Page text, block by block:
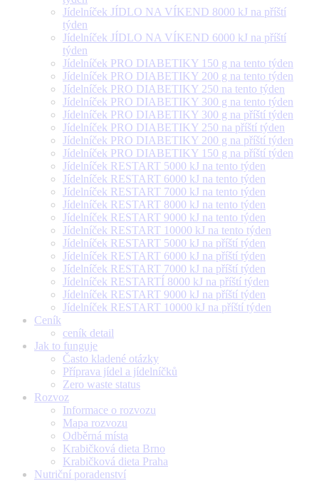
Jídelníček JÍDLO NA VÍKEND 8000 kJ na příští
týden
Jídelníček JÍDLO NA VÍKEND 6000 kJ na příští
týden
Jídelníček PRO DIABETIKY 150 g na tento týden
Jídelníček PRO DIABETIKY 200 g na tento týden
Jídelníček PRO DIABETIKY 250 na tento týden
Jídelníček PRO DIABETIKY 300 g na tento týden
Jídelníček PRO DIABETIKY 300 g na příští týden
Jídelníček PRO DIABETIKY 250 na příští týden
Jídelníček PRO DIABETIKY 200 g na příští týden
Jídelníček PRO DIABETIKY 150 g na příští týden
Jídelníček RESTART 5000 kJ na tento týden
Jídelníček RESTART 6000 kJ na tento týden
Jídelníček RESTART 7000 kJ na tento týden
Jídelníček RESTART 8000 kJ na tento týden
Jídelníček RESTART 9000 kJ na tento týden
Jídelníček RESTART 10000 kJ na tento týden
Jídelníček RESTART 5000 kJ na příští týden
Jídelníček RESTART 6000 kJ na příští týden
Jídelníček RESTART 7000 kJ na příští týden
Jídelníček RESTARTÍ 8000 kJ na příští týden
Jídelníček RESTART 9000 kJ na příští týden
Jídelníček RESTART 10000 kJ na příští týden
Ceník
ceník detail
Jak to funguje
Často kladené otázky
Příprava jídel a jídelníčků
Zero waste status
Rozvoz
Informace o rozvozu
Mapa rozvozu
Odběrná místa
Krabičková dieta Brno
Krabičková dieta Praha
Nutriční poradenství